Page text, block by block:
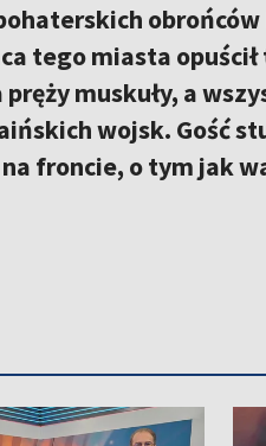
tego miasta
muskuły, a
wojsk. Gość
froncie, o tym jak